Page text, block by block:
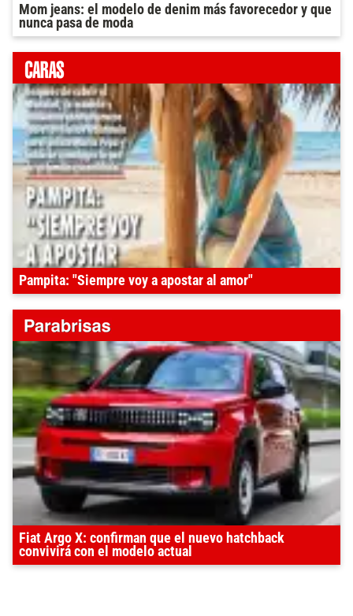
Mom jeans: el modelo de denim más favorecedor y que
nunca pasa de moda
Pampita: "Siempre voy a apostar al amor"
Fiat Argo X: confirman que el nuevo hatchback
convivirá con el modelo actual